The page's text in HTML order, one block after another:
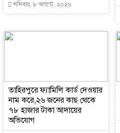
শনিবার, ৮ অগাস্ট, ২০২৬
তাহিরপুরে ফ্যামিলি কার্ড দেওয়ার
নাম করে,২৬ জনের কাছ থেকে
৭৮ হাজার টাকা আদায়ের
অভিযোগ